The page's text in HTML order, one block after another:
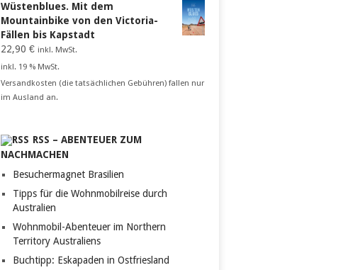
Wüstenblues. Mit dem
Mountainbike von den Victoria-
Fällen bis Kapstadt
22,90€ inkl. MwSt.
inkl. 19 % MwSt.
Versandkosten (die tatsächlichen Gebühren) fallen nur
im Ausland an.
RSS – ABENTEUER ZUM
NACHMACHEN
Besuchermagnet Brasilien
Tipps für die Wohnmobilreise durch
Australien
Wohnmobil-Abenteuer im Northern
Territory Australiens
Buchtipp: Eskapaden in Ostfriesland